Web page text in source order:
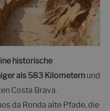
historische
als 583 Kilometern und
Costa Brava.
da Ronda alte Pfade, die